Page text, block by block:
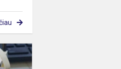
Kas
yra